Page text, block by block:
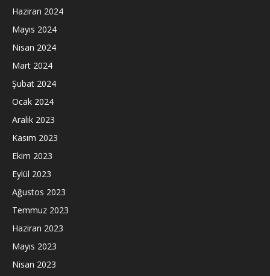
Haziran 2024
Mayıs 2024
Nisan 2024
Mart 2024
Şubat 2024
Ocak 2024
Aralık 2023
Kasım 2023
Ekim 2023
Eylül 2023
Ağustos 2023
Temmuz 2023
Haziran 2023
Mayıs 2023
Nisan 2023